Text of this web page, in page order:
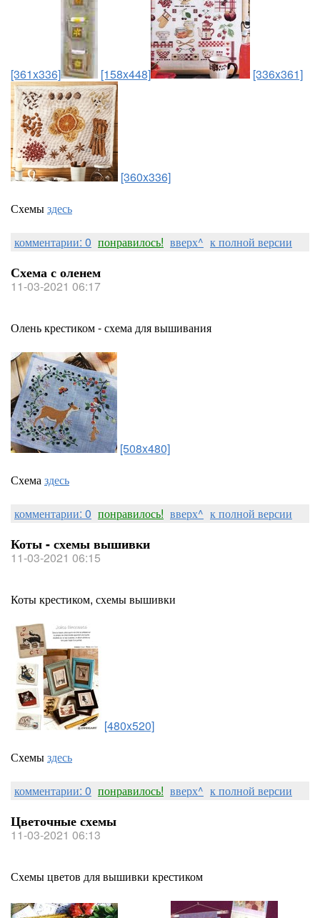
[361x336] [158x448] [336x361]
[360x336]
Схемыздесь
комментарии: 0 понравилось! вверх^ к полной версии
Схема с оленем
11-03-2021 06:17
Олень крестиком - схема для вышивания
[508x480]
Схемаздесь
комментарии: 0 понравилось! вверх^ к полной версии
Коты - схемы вышивки
11-03-2021 06:15
Коты крестиком, схемы вышивки
[480x520]
Схемыздесь
комментарии: 0 понравилось! вверх^ к полной версии
Цветочные схемы
11-03-2021 06:13
Схемы цветов для вышивки крестиком